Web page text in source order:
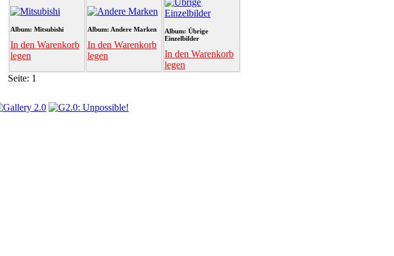
Album: Mitsubishi
In den Warenkorb
legen
Album: Andere Marken
In den Warenkorb
legen
Album: Übrige
Einzelbilder
In den Warenkorb
legen
Seite: 1